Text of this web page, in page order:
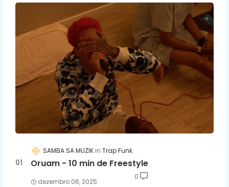
SAMBA SA MUZIK Trap Funk
Oruam - 10 min de Freestyle
dezembro 06, 2025
0